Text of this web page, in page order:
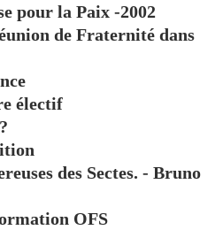
pour la Paix -2002
de Fraternité dans
électif
des Sectes. - Bruno
OFS